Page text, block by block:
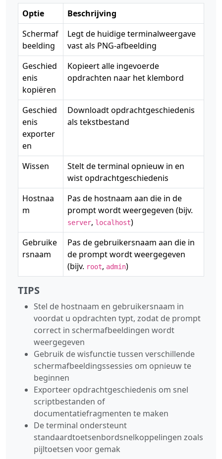
Optie
Beschrijving
Schermaf
beelding
Legt de huidige terminalweergave
vast als PNG-afbeelding
Geschied
enis
kopiëren
Kopieert alle ingevoerde
opdrachten naar het klembord
Geschied
enis
exporter
en
Downloadt opdrachtgeschiedenis
als tekstbestand
Wissen
Stelt de terminal opnieuw in en
wist opdrachtgeschiedenis
Hostnaa
m
Pas de hostnaam aan die in de
prompt wordt weergegeven (bijv.
server, localhost)
Gebruike
rsnaam
Pas de gebruikersnaam aan die in
de prompt wordt weergegeven
(bijv. root, admin)
TIPS
Stel de hostnaam en gebruikersnaam in
voordat u opdrachten typt, zodat de prompt
correct in schermafbeeldingen wordt
weergegeven
Gebruik de wisfunctie tussen verschillende
schermafbeeldingssessies om opnieuw te
beginnen
Exporteer opdrachtgeschiedenis om snel
scriptbestanden of
documentatiefragmenten te maken
De terminal ondersteunt
standaardtoetsenbordsnelkoppelingen zoals
pijltoetsen voor gemak